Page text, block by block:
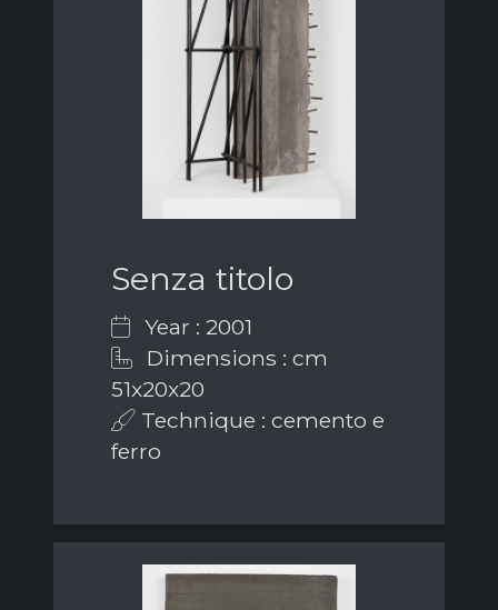
Senza titolo
Year : 2001
Dimensions : cm
51x20x20
Technique : cemento e
ferro